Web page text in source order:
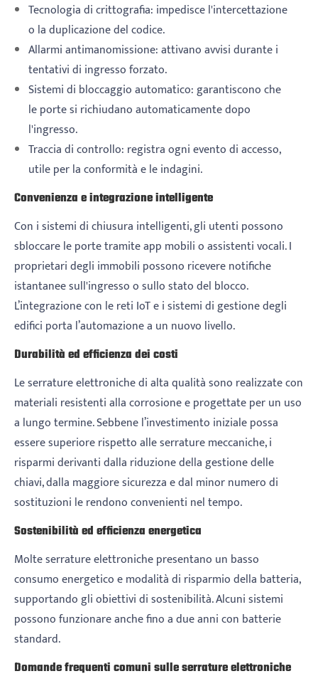
Tecnologia di crittografia: impedisce l'intercettazione
o la duplicazione del codice.
Allarmi antimanomissione: attivano avvisi durante i
tentativi di ingresso forzato.
Sistemi di bloccaggio automatico: garantiscono che
le porte si richiudano automaticamente dopo
l'ingresso.
Traccia di controllo: registra ogni evento di accesso,
utile per la conformità e le indagini.
Convenienza e integrazione intelligente
Con i sistemi di chiusura intelligenti, gli utenti possono
sbloccare le porte tramite app mobili o assistenti vocali. I
proprietari degli immobili possono ricevere notifiche
istantanee sull'ingresso o sullo stato del blocco.
L’integrazione con le reti IoT e i sistemi di gestione degli
edifici porta l’automazione a un nuovo livello.
Durabilità ed efficienza dei costi
Le serrature elettroniche di alta qualità sono realizzate con
materiali resistenti alla corrosione e progettate per un uso
a lungo termine. Sebbene l’investimento iniziale possa
essere superiore rispetto alle serrature meccaniche, i
risparmi derivanti dalla riduzione della gestione delle
chiavi, dalla maggiore sicurezza e dal minor numero di
sostituzioni le rendono convenienti nel tempo.
Sostenibilità ed efficienza energetica
Molte serrature elettroniche presentano un basso
consumo energetico e modalità di risparmio della batteria,
supportando gli obiettivi di sostenibilità. Alcuni sistemi
possono funzionare anche fino a due anni con batterie
standard.
Domande frequenti comuni sulle serrature elettroniche